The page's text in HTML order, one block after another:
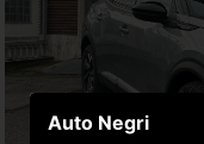
Auto Negri